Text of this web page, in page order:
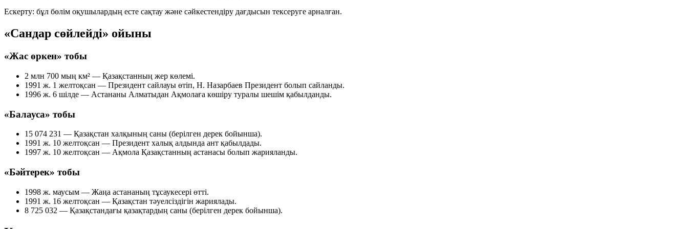
Ескерту: бұл бөлім оқушылардың есте сақтау және сәйкестендіру дағдысын тексеруге арналған.
«Сандар сөйлейді» ойыны
«Жас өркен» тобы
2 млн 700 мың км² — Қазақстанның жер көлемі.
1991 ж. 1 желтоқсан — Президент сайлауы өтіп, Н. Назарбаев Президент болып сайланды.
1996 ж. 6 шілде — Астананы Алматыдан Ақмолаға көшіру туралы шешім қабылданды.
«Балауса» тобы
15 074 231 — Қазақстан халқының саны (берілген дерек бойынша).
1991 ж. 10 желтоқсан — Президент халық алдында ант қабылдады.
1997 ж. 10 желтоқсан — Ақмола Қазақстанның астанасы болып жарияланды.
«Бәйтерек» тобы
1998 ж. маусым — Жаңа астананың тұсаукесері өтті.
1991 ж. 16 желтоқсан — Қазақстан тәуелсіздігін жариялады.
8 725 032 — Қазақстандағы қазақтардың саны (берілген дерек бойынша).